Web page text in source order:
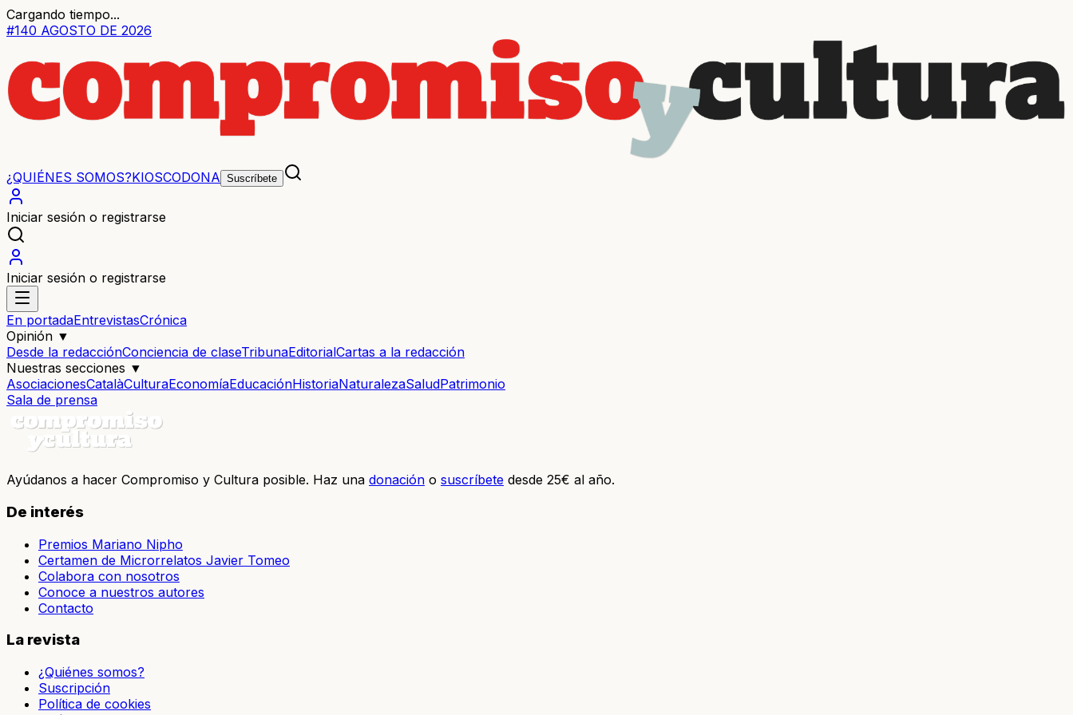
Cargando tiempo...
#140 AGOSTO DE 2026
¿QUIÉNES SOMOS?KIOSCODONA Suscríbete
Iniciar sesión o registrarse
Iniciar sesión o registrarse
En portadaEntrevistasCrónica
Opinión ▼
Desde la redacciónConciencia de claseTribunaEditorialCartas a la redacción
Nuestras secciones ▼
AsociacionesCatalàCulturaEconomíaEducaciónHistoriaNaturalezaSaludPatrimonio
Sala de prensa
Ayúdanos a hacer Compromiso y Cultura posible. Haz una donación o suscríbete desde 25€ al año.
De interés
Premios Mariano Nipho
Certamen de Microrrelatos Javier Tomeo
Colabora con nosotros
Conoce a nuestros autores
Contacto
La revista
¿Quiénes somos?
Suscripción
Política de cookies